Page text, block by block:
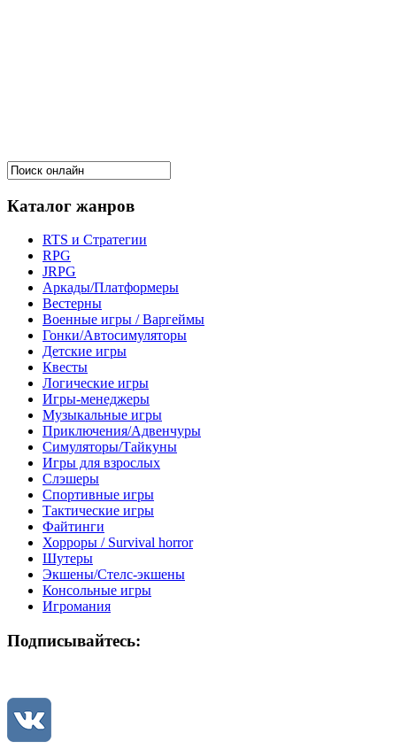
Каталог жанров
RTS и Стратегии
RPG
JRPG
Аркады/Платформеры
Вестерны
Военные игры / Варгеймы
Гонки/Автосимуляторы
Детские игры
Квесты
Логические игры
Игры-менеджеры
Музыкальные игры
Приключения/Адвенчуры
Симуляторы/Тайкуны
Игры для взрослых
Слэшеры
Спортивные игры
Тактические игры
Файтинги
Хорроры / Survival horror
Шутеры
Экшены/Стелс-экшены
Консольные игры
Игромания
Подписывайтесь: